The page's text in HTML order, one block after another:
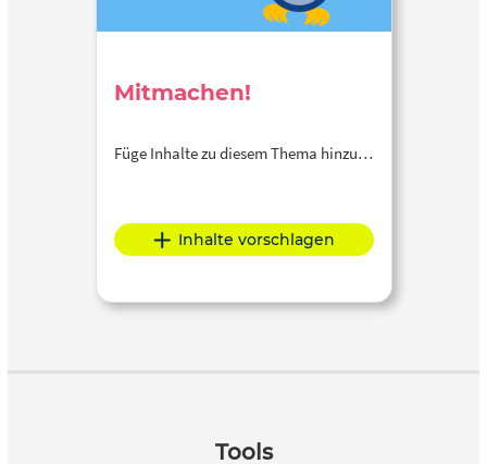
Mitmachen!
Füge Inhalte zu diesem Thema hinzu…
Inhalte vorschlagen
Tools